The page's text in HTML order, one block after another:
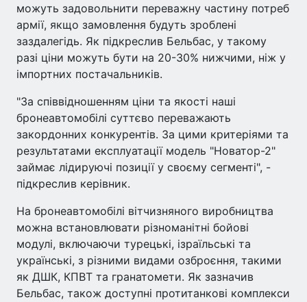
можуть задовольнити переважну частину потреб
армії, якщо замовлення будуть зроблені
заздалегідь. Як підкреслив Бельбас, у такому
разі ціни можуть бути на 20-30% нижчими, ніж у
імпортних постачальників.
"За співвідношенням ціни та якості наші
бронеавтомобілі суттєво переважають
закордонних конкурентів. За цими критеріями та
результатами експлуатації модель "Новатор-2"
займає лідируючі позиції у своєму сегменті", -
підкреслив керівник.
На бронеавтомобілі вітчизняного виробництва
можна встановлювати різноманітні бойові
модулі, включаючи турецькі, ізраїльські та
українські, з різними видами озброєння, такими
як ДШК, КПВТ та гранатомети. Як зазначив
Бельбас, також доступні протитанкові комплекси